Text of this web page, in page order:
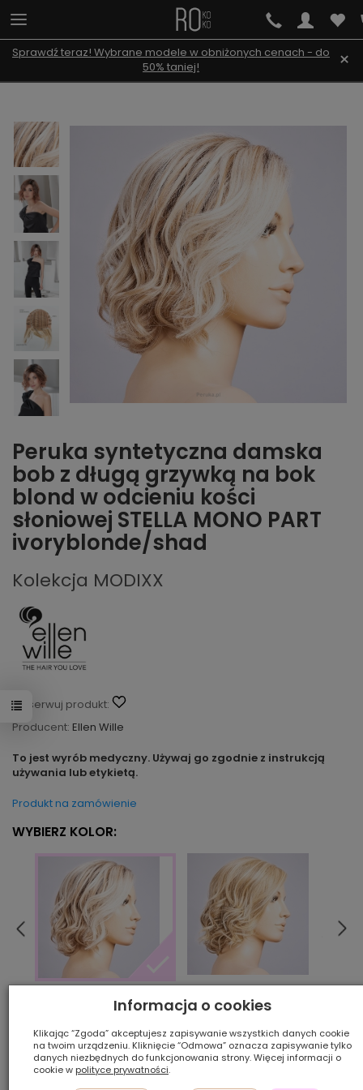
Sprawdź teraz! Wybrane modele w obniżonych cenach - do
50% taniej!
×
Peruka syntetyczna damska
bob z długą grzywką na bok
blond w odcieniu kości
słoniowej STELLA MONO PART
ivoryblonde/shad
Kolekcja MODIXX
Obserwuj produkt:
Producent: Ellen Wille
To jest wyrób medyczny. Używaj go zgodnie z instrukcją
używania lub etykietą.
Produkt na zamówienie
WYBIERZ KOLOR:
Ilość szt.:
Informacja o cookies
Klikając “Zgoda” akceptujesz zapisywanie wszystkich danych cookie
na twoim urządzeniu. Kliknięcie “Odmowa” oznacza zapisywanie tylko
danych niezbędnych do funkcjonowania strony. Więcej informacji o
cookie w polityce prywatności.